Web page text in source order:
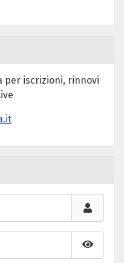
per iscrizioni, rinnovi
Mostra